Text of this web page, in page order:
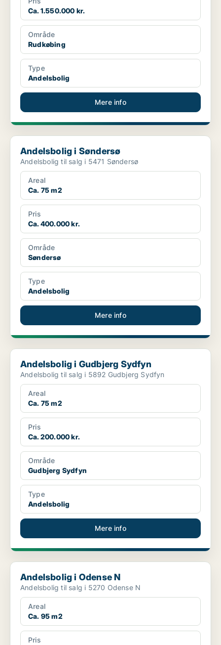
Ca. 1.550.000 kr.
Område
Rudkøbing
Type
Andelsbolig
Mere info
Andelsbolig i Søndersø
Andelsbolig i Søndersø
Andelsbolig til salg i 5471 Søndersø
Areal
Ca. 75 m2
Pris
Ca. 400.000 kr.
Område
Søndersø
Type
Andelsbolig
Mere info
Andelsbolig i Gudbjerg Sydfyn
Andelsbolig i Gudbjerg Sydfyn
Andelsbolig til salg i 5892 Gudbjerg Sydfyn
Areal
Ca. 75 m2
Pris
Ca. 200.000 kr.
Område
Gudbjerg Sydfyn
Type
Andelsbolig
Mere info
Andelsbolig i Odense N
Andelsbolig i Odense N
Andelsbolig til salg i 5270 Odense N
Areal
Ca. 95 m2
Pris